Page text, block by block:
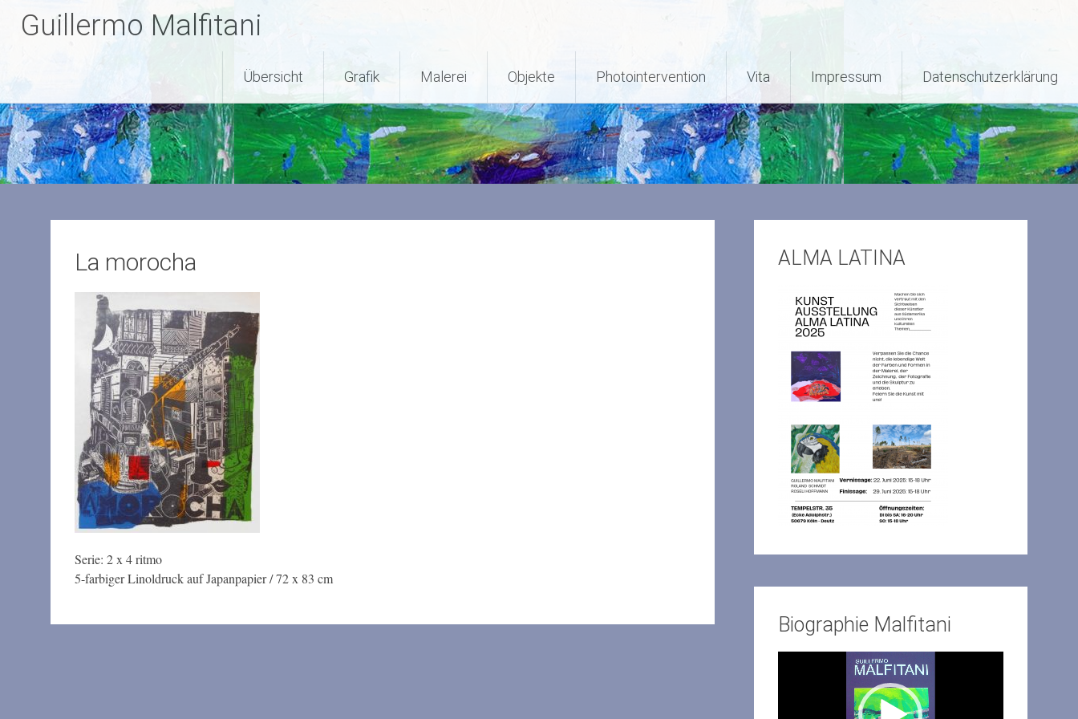
InhaltGuillermo Malfitani
Übersicht Grafik Malerei Objekte Photointervention Vita Impressum Datenschutzerklärung
La morocha
Serie: 2 x 4 ritmo
5-farbiger Linoldruck auf Japanpapier / 72 x 83 cm
ALMA LATINA
Biographie Malfitani